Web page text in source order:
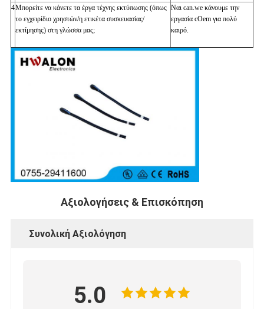
4Μπορείτε να κάνετε τα έργα τέχνης εκτύπωσης (όπως
το εγχειρίδιο χρηστών/η ετικέτα συσκευασίας/
εκτίμησης) στη γλώσσα μας;
Ναι can.we κάνουμε την
εργασία cOem για πολύ
καιρό.
Αξιολογήσεις & Επισκόπηση
Συνολική Αξιολόγηση
5.0